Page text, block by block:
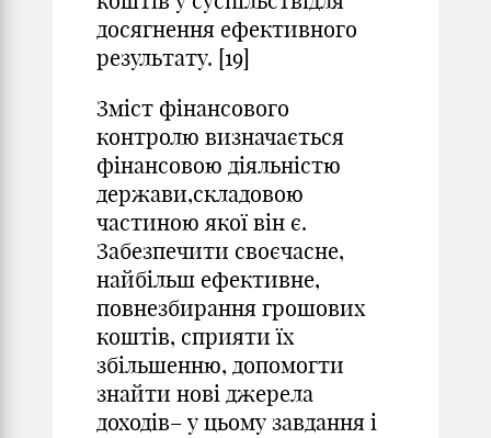
досягнення ефективного
результату. [19]
Зміст фінансового
контролю визначається
фінансовою діяльністю
держави,складовою
частиною якої він є.
Забезпечити своєчасне,
найбільш ефективне,
повнезбирання грошових
коштів, сприяти їх
збільшенню, допомогти
знайти нові джерела
доходів– у цьому завдання і